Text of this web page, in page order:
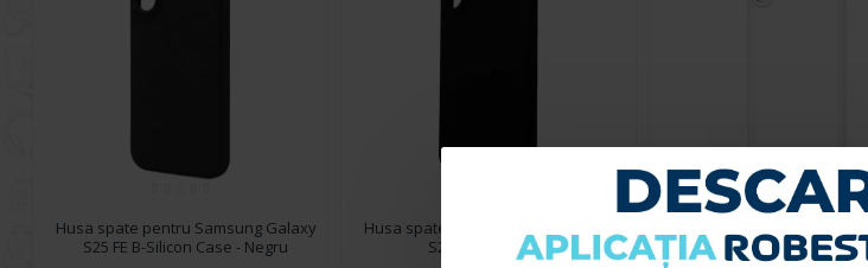
Husa spate pentru Samsung Galaxy
S25 FE B-Silicon Case - Negru
Husa spate pentru Samsung Galaxy
S25 FE - Dare Case
S25 FE - Clear Case